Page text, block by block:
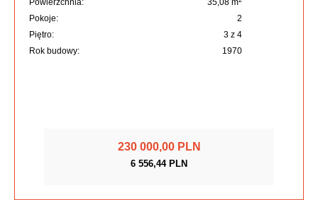
Powierzchnia:
35,08 m
Pokoje:
2
Piętro:
3 z 4
Rok budowy:
1970
230 000,00 PLN
6 556,44 PLN